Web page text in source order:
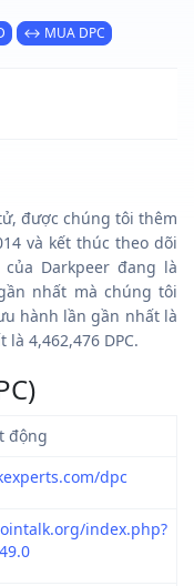
↔ MUA DPC
được chúng tôi thêm
và kết thúc theo dõi
Darkpeer đang là
nhất mà chúng tôi
hành lần gần nhất là
4,462,476 DPC.
động
dpc
index.php?